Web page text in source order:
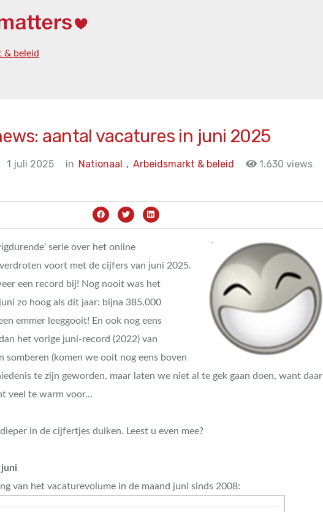
& beleid
aantal vacatures in juni 2025
1 juli 2025 in Arbeidsmarkt & beleid
Nationaal ,
1.630 views
serie over het online
voort met de cijfers van juni 2025.
een record bij! Nog nooit was het
zo hoog als dit jaar: bijna 385.000
emmer leeggooit! En ook nog eens
het vorige juni-record (2022) van
somberen (komen we ooit nog eens boven
te zijn geworden, maar laten we niet al te gek gaan doen, want daar
veel te warm voor…
in de cijfertjes duiken. Leest u even mee?
van het vacaturevolume in de maand juni sinds 2008: